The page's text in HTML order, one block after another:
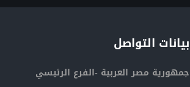
بيانات التواصل
جمهورية مصر العربية -الفرع الرئيسي